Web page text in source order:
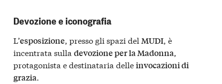
Devozione e iconografia
L’esposizione, presso gli spazi del MUDI, è
incentrata sulla devozione per la Madonna,
protagonista e destinataria delleinvocazioni di
grazia.